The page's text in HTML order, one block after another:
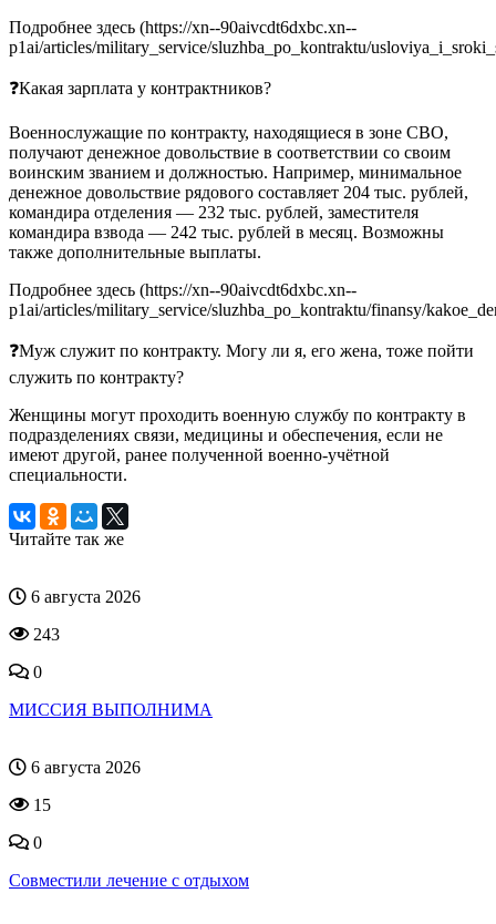
Подробнее здесь (https://xn--90aivcdt6dxbc.xn--
p1ai/articles/military_service/sluzhba_po_kontraktu/
❓Какая зарплата у контрактников?
Военнослужащие по контракту, находящиеся в зоне СВО,
получают денежное довольствие в соответствии со своим
воинским званием и должностью. Например, минимальное
денежное довольствие рядового составляет 204 тыс. рублей,
командира отделения — 232 тыс. рублей, заместителя
командира взвода — 242 тыс. рублей в месяц. Возможны
также дополнительные выплаты.
Подробнее здесь (https://xn--90aivcdt6dxbc.xn--
p1ai/articles/military_service/sluzhba_po_kontraktu/finansy/
❓Муж служит по контракту. Могу ли я, его жена, тоже пойти
служить по контракту?
Женщины могут проходить военную службу по контракту в
подразделениях связи, медицины и обеспечения, если не
имеют другой, ранее полученной военно-учётной
специальности.
Читайте так же
6 августа 2026
243
0
МИССИЯ ВЫПОЛНИМА
6 августа 2026
15
0
Совместили лечение с отдыхом